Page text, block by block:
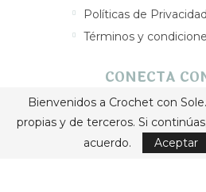
Políticas de Privacidad
Términos y
CONECTA
Bienvenidos a Crochet con
propias y de terceros. Si
acuerdo.
Aceptar